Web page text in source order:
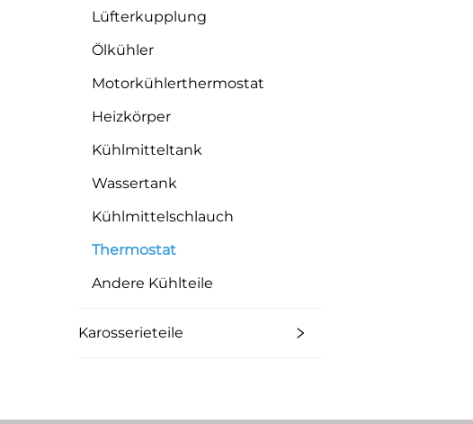
Lüfterkupplung
Ölkühler
Motorkühlerthermostat
Heizkörper
Kühlmitteltank
Wassertank
Kühlmittelschlauch
Thermostat
Andere Kühlteile
Karosserieteile